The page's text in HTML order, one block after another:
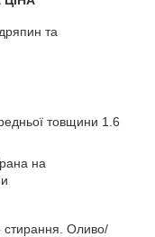
та
товщини 1.6
на
стирання. Оливо/